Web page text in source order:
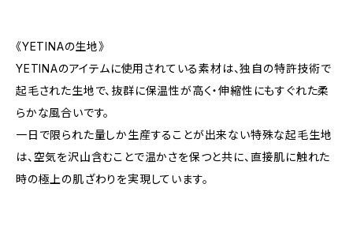
《YETINAの生地》
YETINAのアイテムに使用されている素材は、独自の特許技術で
起毛された生地で、抜群に保温性が高く・伸縮性にもすぐれた柔
らかな風合いです。
一日で限られた量しか生産することが出来ない特殊な起毛生地
は、空気を沢山含むことで温かさを保つと共に、直接肌に触れた
時の極上の肌ざわりを実現しています。